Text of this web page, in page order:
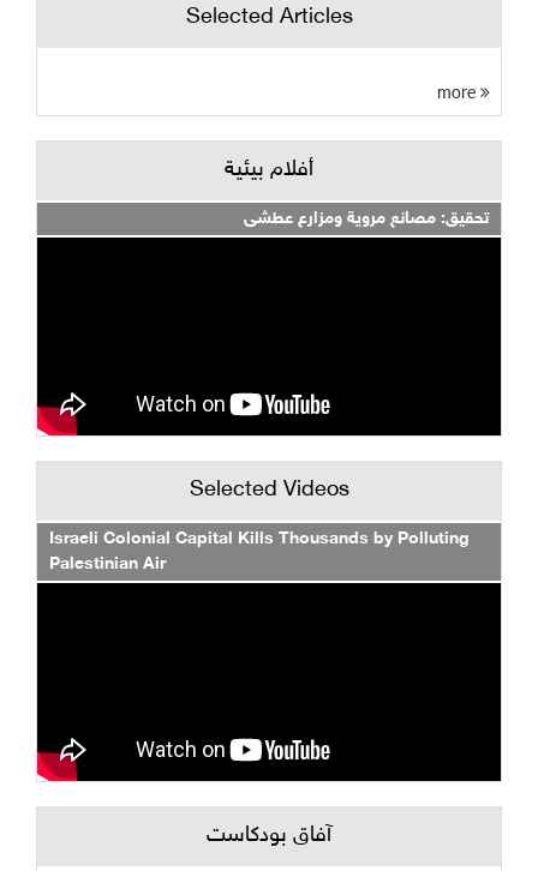
Selected Articles
أفلام بيئية
تحقيق: مصانع مروية ومزارع عطشى
Selected Videos
Israeli Colonial Capital Kills Thousands by Polluting
Palestinian Air
آفاق بودكاست